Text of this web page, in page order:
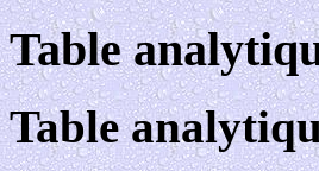
Table
Table